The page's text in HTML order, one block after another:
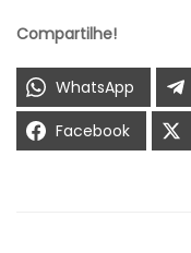
Compartilhe!
WhatsApp
Facebook